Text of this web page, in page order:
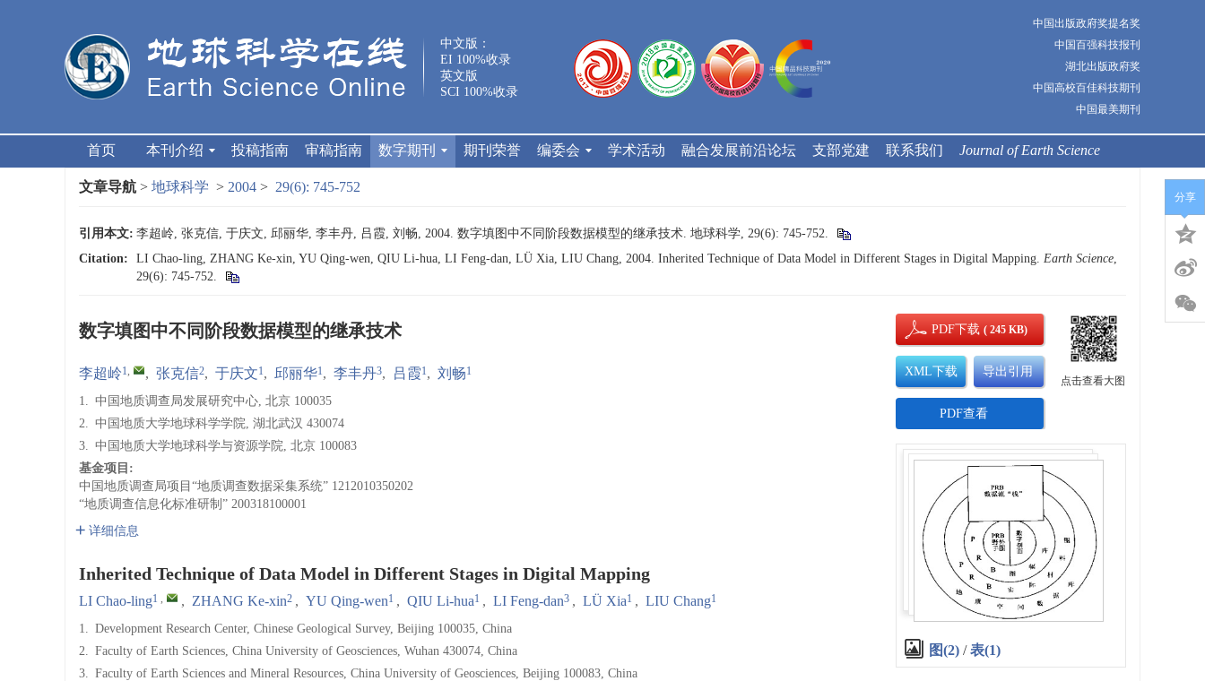
中文版：
EI 100%收录
英文版
SCI 100%收录
中国出版政府奖提名奖
中国百强科技报刊
湖北出版政府奖
中国高校百佳科技期刊
中国最美期刊
首页 本刊介绍 投稿指南 审稿指南 数字期刊 期刊荣誉 编委会 学术活动 融合发展前沿论坛 支部党建 联系我们 Journal of Earth Science
文章导航 > 地球科学 > 2004 > 29(6): 745-752
引用本文: 李超岭, 张克信, 于庆文, 邱丽华, 李丰丹, 吕霞, 刘畅, 2004. 数字填图中不同阶段数据模型的继承技术. 地球科学, 29(6): 745-752.
Citation:
LI Chao-ling, ZHANG Ke-xin, YU Qing-wen, QIU Li-hua, LI Feng-dan, LÜ Xia, LIU Chang, 2004. Inherited Technique of Data Model in Different Stages in Digital Mapping. Earth Science,
29(6): 745-752.
数字填图中不同阶段数据模型的继承技术
李超岭1, , 张克信2, 于庆文1, 邱丽华1, 李丰丹3, 吕霞1, 刘畅1
1. 中国地质调查局发展研究中心, 北京 100035
2. 中国地质大学地球科学学院, 湖北武汉 430074
3. 中国地质大学地球科学与资源学院, 北京 100083
基金项目:
中国地质调查局项目“地质调查数据采集系统” 1212010350202
“地质调查信息化标准研制” 200318100001
详细信息
Inherited Technique of Data Model in Different Stages in Digital Mapping
LI Chao-ling1 , , ZHANG Ke-xin2 , YU Qing-wen1 , QIU Li-hua1 , LI Feng-dan3 , LÜ Xia1 , LIU Chang1
1. Development Research Center, Chinese Geological Survey, Beijing 100035, China
2. Faculty of Earth Sciences, China University of Geosciences, Wuhan 430074, China
3. Faculty of Earth Sciences and Mineral Resources, China University of Geosciences, Beijing 100083, China
PDF下载( 245 KB)
XML下载 导出引用
PDF查看
点击查看大图
图(2) /表(1)
分享